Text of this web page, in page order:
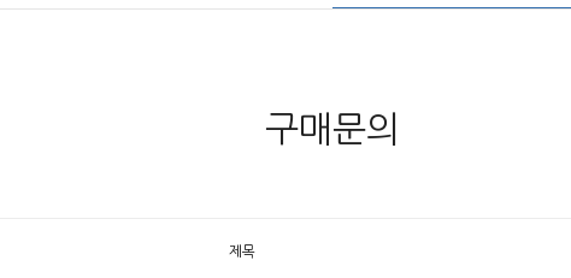
구매문의
제목